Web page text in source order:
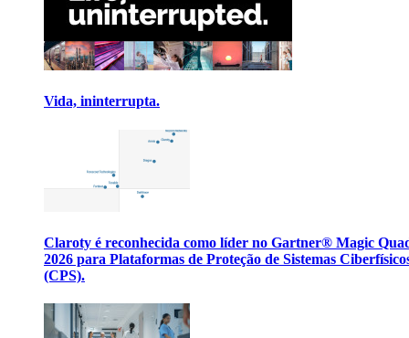
Vida, ininterrupta.
Claroty é reconhecida como líder no Gartner® Magic
2026 para Plataformas de Proteção de Sistemas
(CPS).